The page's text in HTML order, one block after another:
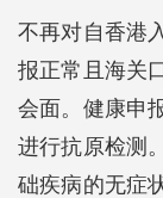
不再对自香港
报正常且海关
会面。健康申
进行抗原检测
础疾病的无症